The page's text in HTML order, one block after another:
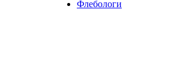
Флебологи